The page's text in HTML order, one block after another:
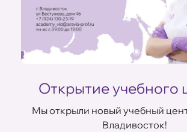
Открытие учебного
Мы открыли новый учебный
Владивосток!